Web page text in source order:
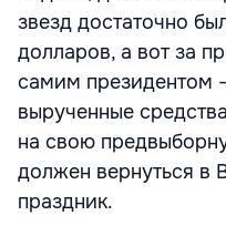
звезд достаточно
долларов, а вот за
самим президентом
вырученные
на свою
должен вернуться в
праздник.